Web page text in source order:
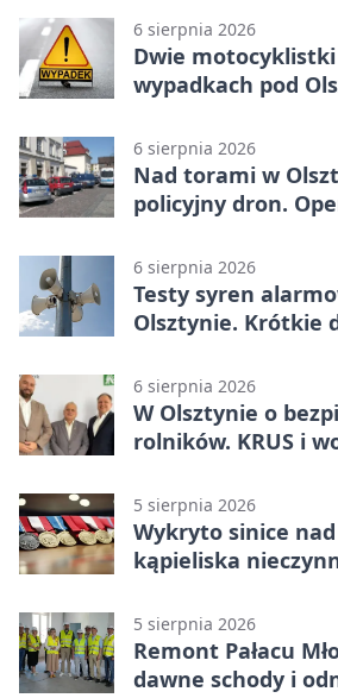
6 sierpnia 2026
Dwie
wypadkach pod
6 sierpnia 2026
Nad torami w
policyjny dron.
6 sierpnia 2026
Testy syren
Olsztynie. Krótkie
6 sierpnia 2026
W Olsztynie o
rolników. KRUS i
5 sierpnia 2026
Wykryto sinice
kąpieliska
5 sierpnia 2026
Remont Pałacu
dawne schody i